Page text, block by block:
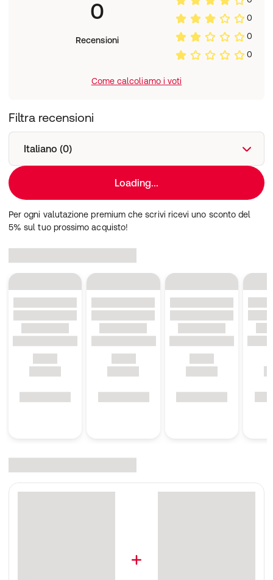
Acido Benzoico, Acido Deidroacetico, Sorbato di
Potassio, Benzoato di Sodio, Alcool Benzilico.
0
Recensioni
0
0
0
Come calcoliamo i voti
Filtra recensioni
Italiano (0)
Loading...
Per ogni valutazione premium che scrivi ricevi uno sconto del
5% sul tuo prossimo acquisto!